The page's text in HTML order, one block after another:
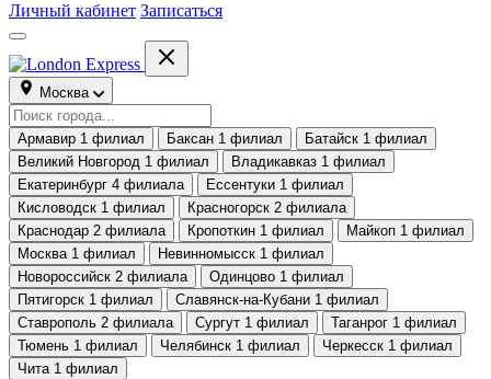
Личный кабинет Записаться
Москва
Армавир 1 филиал Баксан 1 филиал Батайск 1 филиал
Великий Новгород 1 филиал Владикавказ 1 филиал
Екатеринбург 4 филиала Ессентуки 1 филиал
Кисловодск 1 филиал Красногорск 2 филиала
Краснодар 2 филиала Кропоткин 1 филиал Майкоп 1 филиал
Москва 1 филиал Невинномысск 1 филиал
Новороссийск 2 филиала Одинцово 1 филиал
Пятигорск 1 филиал Славянск-на-Кубани 1 филиал
Ставрополь 2 филиала Сургут 1 филиал Таганрог 1 филиал
Тюмень 1 филиал Челябинск 1 филиал Черкесск 1 филиал
Чита 1 филиал